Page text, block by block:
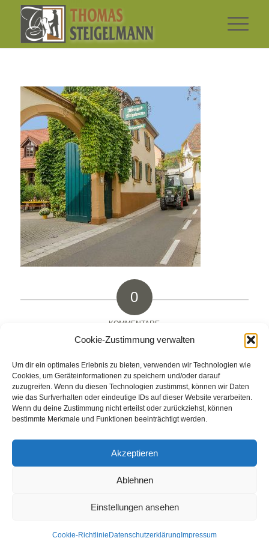
Cookie-Zustimmung verwalten
Um dir ein optimales Erlebnis zu bieten, verwenden wir Technologien wie
Cookies, um Geräteinformationen zu speichern und/oder darauf
zuzugreifen. Wenn du diesen Technologien zustimmst, können wir Daten
wie das Surfverhalten oder eindeutige IDs auf dieser Website verarbeiten.
Wenn du deine Zustimmung nicht erteilst oder zurückziehst, können
bestimmte Merkmale und Funktionen beeinträchtigt werden.
Akzeptieren
Ablehnen
Einstellungen ansehen
Cookie-Richtlinie Datenschutzerklärung Impressum
0
KOMMENTARE
Hinterlasse einen Kommentar
An der Diskussion beteiligen?
Hinterlasse uns deinen Kommentar!
Du musst angemeldetsein, um einen Kommentar
abzugeben.
WEINGUT SHOP FEWOS
Cookie-Richtlinie (EU)